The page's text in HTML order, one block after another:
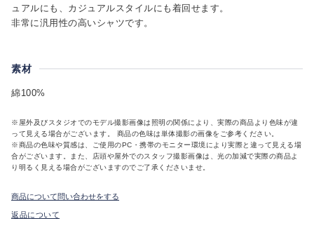
ュアルにも、カジュアルスタイルにも着回せます。
非常に汎用性の高いシャツです。
素材
綿100%
※屋外及びスタジオでのモデル撮影画像は照明の関係により、実際の商品より色味が違
って見える場合がございます。 商品の色味は単体撮影の画像をご参考ください。
※商品の色味や質感は、ご使用のPC・携帯のモニター環境により実際と違って見える場
合がございます。また、店頭や屋外でのスタッフ撮影画像は、光の加減で実際の商品よ
り明るく見える場合がございますのでご了承くださいませ。
商品について問い合わせをする
返品について